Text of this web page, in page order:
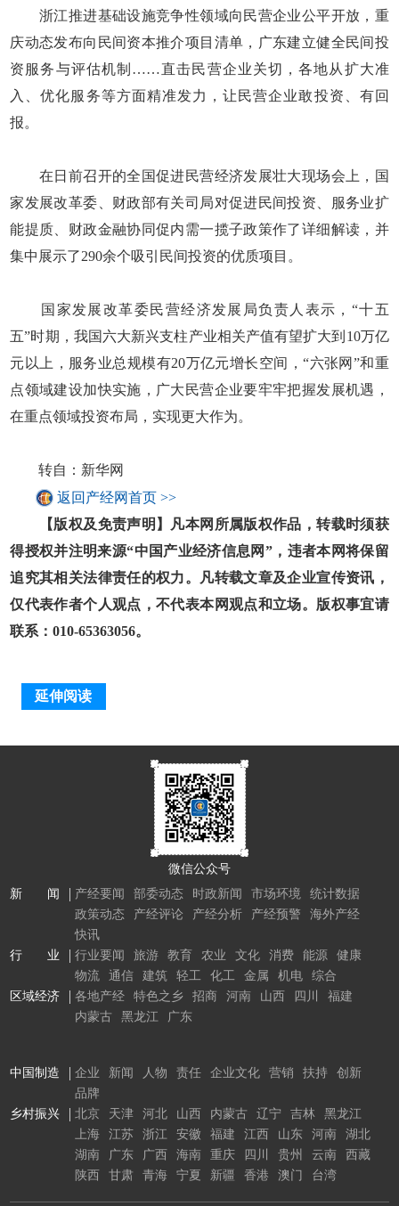
浙江推进基础设施竞争性领域向民营企业公平开放，重
庆动态发布向民间资本推介项目清单，广东建立健全民间投
资服务与评估机制……直击民营企业关切，各地从扩大准
入、优化服务等方面精准发力，让民营企业敢投资、有回
报。
在日前召开的全国促进民营经济发展壮大现场会上，国
家发展改革委、财政部有关司局对促进民间投资、服务业扩
能提质、财政金融协同促内需一揽子政策作了详细解读，并
集中展示了290余个吸引民间投资的优质项目。
国家发展改革委民营经济发展局负责人表示，“十五
五”时期，我国六大新兴支柱产业相关产值有望扩大到10万亿
元以上，服务业总规模有20万亿元增长空间，“六张网”和重
点领域建设加快实施，广大民营企业要牢牢把握发展机遇，
在重点领域投资布局，实现更大作为。
转自：新华网
返回产经网首页 >>
【版权及免责声明】凡本网所属版权作品，转载时须获
得授权并注明来源“中国产业经济信息网”，违者本网将保留
追究其相关法律责任的权力。凡转载文章及企业宣传资讯，
仅代表作者个人观点，不代表本网观点和立场。版权事宜请
联系：010-65363056。
延伸阅读
微信公众号
新 闻
产经要闻 部委动态 时政新闻 市场环境
统计数据
政策动态
产经评论 产经分析 产经预警
海外产经
快讯
行 业
行业要闻 旅游 教育 农业 文化 消费 能源
健康
物流
通信 建筑 轻工 化工 金属 机电
综合
区域经济
各地产经 特色之乡 招商 河南 山西 四川
福建
内蒙古
黑龙江 广东
中国制造 企业 新闻 人物 责任 企业文化 营销 扶持
创新
品牌
乡村振兴
北京 天津 河北 山西 内蒙古 辽宁 吉林
黑龙江
上海
江苏 浙江 安徽 福建 江西 山东 河南
湖北
湖南
广东 广西 海南 重庆 四川 贵州 云南
西藏
陕西
甘肃 青海 宁夏 新疆 香港 澳门 台湾